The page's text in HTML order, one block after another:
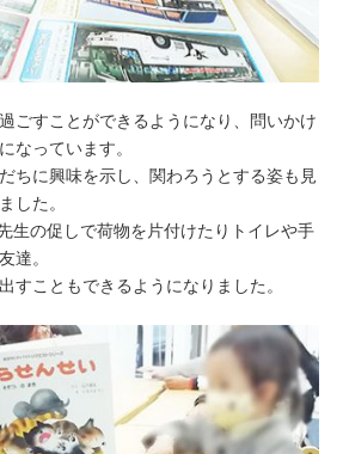
ごすことができるようになり、問いかけ
なっています。
ちに興味を示し、関わろうとする姿も見
した。
生の促しで荷物を片付けたりトイレや手
達。
すこともできるようになりました。